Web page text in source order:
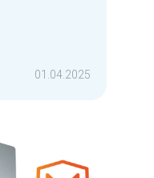
01.04.2025